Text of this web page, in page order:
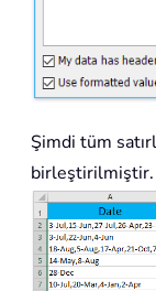
Şimdi tüm
birleştirilmiştir.